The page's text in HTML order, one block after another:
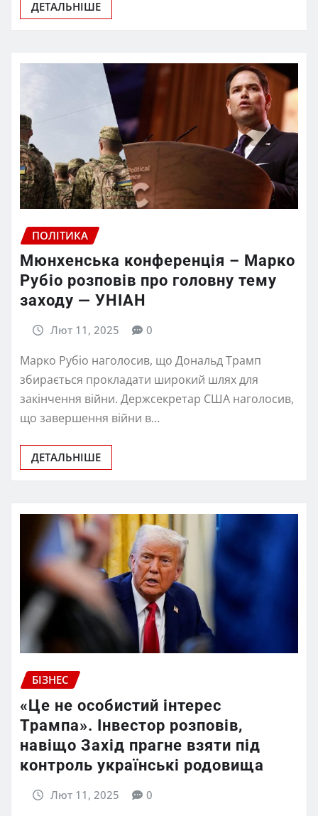
ДЕТАЛЬНІШЕ
ПОЛІТИКА
Мюнхенська конференція – Марко
Рубіо розповів про головну тему
заходу — УНІАН
Лют 11, 2025 0
Марко Рубіо наголосив, що Дональд Трамп
збирається прокладати широкий шлях для
закінчення війни. Держсекретар США наголосив,
що завершення війни в…
ДЕТАЛЬНІШЕ
БІЗНЕС
«Це не особистий інтерес
Трампа». Інвестор розповів,
навіщо Захід прагне взяти під
контроль українські родовища
Лют 11, 2025 0